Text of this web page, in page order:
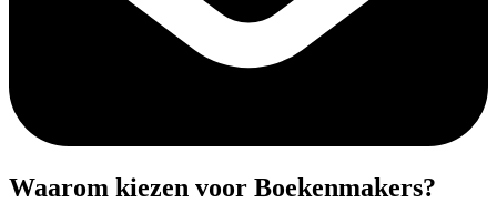
Waarom kiezen voor Boekenmakers?